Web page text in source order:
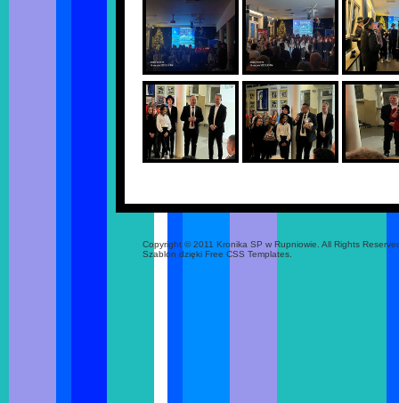
Copyright © 2011 Kronika SP w Rupniowie. All Rights
Szablon dzięki Free CSS Templates.